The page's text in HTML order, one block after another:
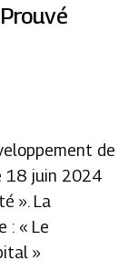
de
18 juin 2024
». La
: « Le
»